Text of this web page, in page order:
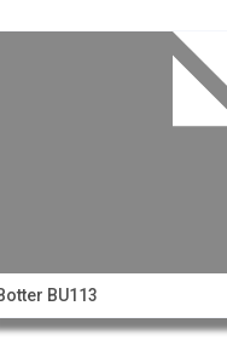
BU113